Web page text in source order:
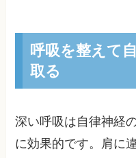
呼吸を整えて
取る
深い呼吸は自律神経
に効果的です。肩に